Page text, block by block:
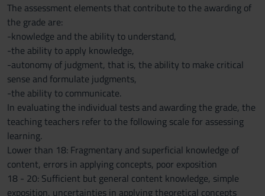
The assessment elements that contribute to the awarding of
the grade are:
-knowledge and the ability to understand,
-the ability to apply knowledge,
-autonomy of judgment, that is, the ability to make critical
sense and formulate judgments,
-the ability to communicate.
In evaluating the individual tests and awarding the grade, the
teaching teachers refer to the following scale for assessing
learning.
Lower than 18: Fragmentary and superficial knowledge of
content, errors in applying concepts, poor exposition
18 - 20: Sufficient but general content knowledge, simple
exposition, uncertainties in applying theoretical concepts